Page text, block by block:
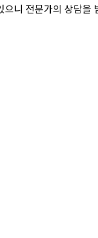
니 전문가의 상담을